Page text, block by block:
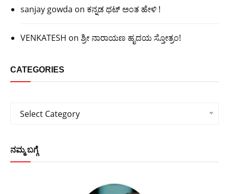
sanjay gowda on ಕನ್ನಡ ಥಟ್ ಅಂತ ಹೇಳಿ !
VENKATESH on ಶ್ರೀ ನಾರಾಯಣ ಹೃದಯ ಸ್ತೋತ್ರಂ!
CATEGORIES
Categories
Select Category
ನಮ್ಮ ಬಗ್ಗೆ